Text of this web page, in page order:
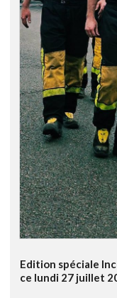
Edition spéciale
ce lundi 27 juillet